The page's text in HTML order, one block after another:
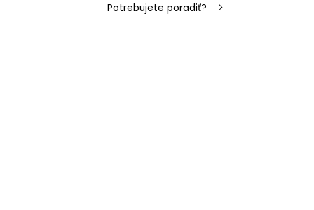
Potrebujete poradiť?